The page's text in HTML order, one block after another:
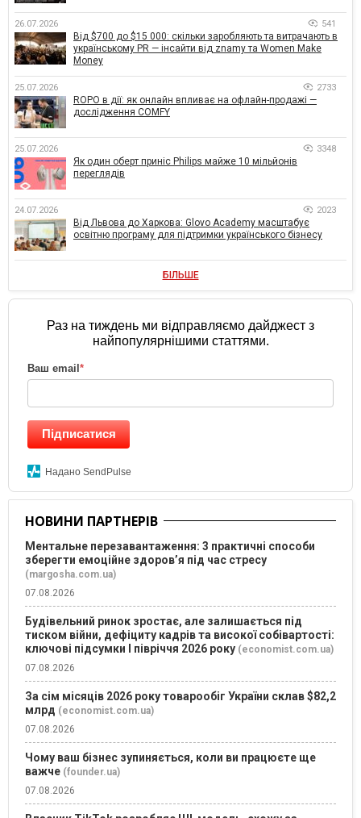
26.07.2026 541
Від $700 до $15 000: скільки заробляють та витрачають в
українському PR — інсайти від znamy та Women Make
Money
25.07.2026 2733
ROPO в дії: як онлайн впливає на офлайн-продажі —
дослідження COMFY
25.07.2026 3348
Як один оберт приніс Philips майже 10 мільйонів
переглядів
24.07.2026 2023
Від Львова до Харкова: Glovo Academy масштабує
освітню програму для підтримки українського бізнесу
БІЛЬШЕ
Раз на тиждень ми відправляємо дайджест з
найпопулярнішими статтями.
Ваш email*
Підписатися
Надано SendPulse
НОВИНИ ПАРТНЕРІВ
Ментальне перезавантаження: 3 практичні способи
зберегти емоційне здоров’я під час стресу
(margosha.com.ua)
07.08.2026
Будівельний ринок зростає, але залишається під
тиском війни, дефіциту кадрів та високої собівартості:
ключові підсумки І півріччя 2026 року (economist.com.ua)
07.08.2026
За сім місяців 2026 року товарообіг України склав $82,2
млрд (economist.com.ua)
07.08.2026
Чому ваш бізнес зупиняється, коли ви працюєте ще
важче (founder.ua)
07.08.2026